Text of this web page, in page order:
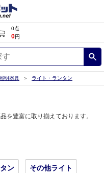
0点
0円
照明器具 ライト・ランタン
を豊富に取り揃えております。
ン その他ライト